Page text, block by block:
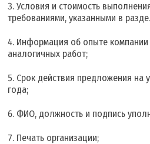
Условия и стоимость
требованиями, указанными в
Информация об опыте
аналогичных работ;
Срок действия предложения на
года;
ФИО, должность и подпись
Печать организации;